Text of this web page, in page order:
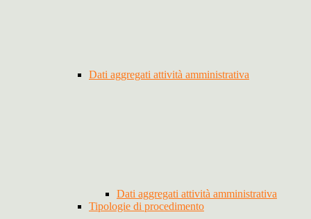
Dati aggregati attività amministrativa
Dati aggregati attività amministrativa
Tipologie di procedimento